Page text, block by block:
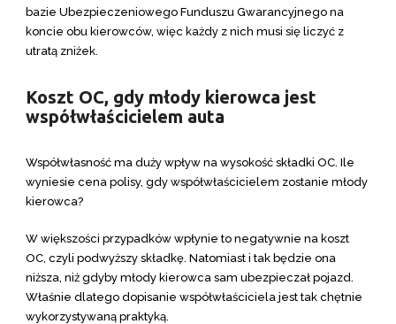
bazie Ubezpieczeniowego Funduszu Gwarancyjnego na
koncie obu kierowców, więc każdy z nich musi się liczyć z
utratą zniżek.
Koszt OC, gdy młody kierowca jest
współwłaścicielem auta
Współwłasność ma duży wpływ na wysokość składki OC. Ile
wyniesie cena polisy, gdy współwłaścicielem zostanie młody
kierowca?
W większości przypadków wpłynie to negatywnie na koszt
OC, czyli podwyższy składkę. Natomiast i tak będzie ona
niższa, niż gdyby młody kierowca sam ubezpieczał pojazd.
Właśnie dlatego dopisanie współwłaściciela jest tak chętnie
wykorzystywaną praktyką.